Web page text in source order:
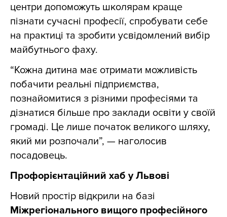
центри допоможуть школярам краще
пізнати сучасні професії, спробувати себе
на практиці та зробити усвідомлений вибір
майбутнього фаху.
“Кожна дитина має отримати можливість
побачити реальні підприємства,
познайомитися з різними професіями та
дізнатися більше про заклади освіти у своїй
громаді. Це лише початок великого шляху,
який ми розпочали”, — наголосив
посадовець.
Профорієнтаційний хаб у Львові
Новий простір відкрили на базі
Міжрегіонального вищого професійного